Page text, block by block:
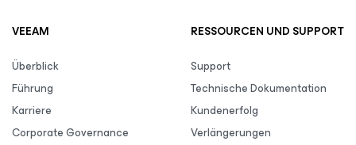
VEEAM
Überblick
Führung
Karriere
Corporate Governance
RESSOURCEN UND SUPPORT
Support
Technische Dokumentation
Kundenerfolg
Verlängerungen